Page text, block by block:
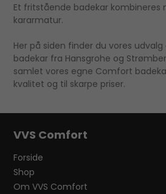
Et fritstående badekar
kararmatur.
Her på siden finder du vores
badekar fra Hansgrohe og
samlet vores egne Comfort
kvalitet og til skarpe priser.
VVS Comfort
Forside
Shop
Om VVS Comfort